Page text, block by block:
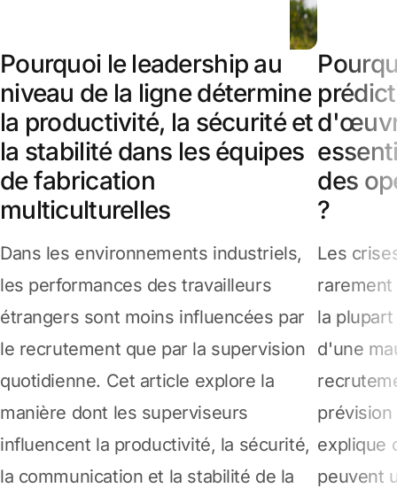
Pourquoi le leadership au
niveau de la ligne détermine
la productivité, la sécurité et
la stabilité dans les équipes
de fabrication
multiculturelles
Dans les environnements industriels,
les performances des travailleurs
étrangers sont moins influencées par
le recrutement que par la supervision
quotidienne. Cet article explore la
manière dont les superviseurs
influencent la productivité, la sécurité,
la communication et la stabilité de la
des
?
Les
rarement
la
d'une
explique
peuvent